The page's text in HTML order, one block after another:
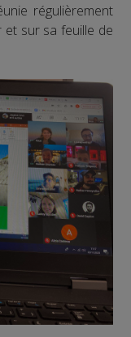
régulièrement
sur sa feuille de